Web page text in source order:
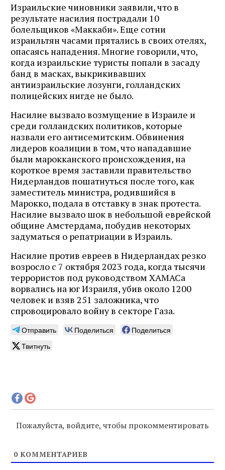
Израильские чиновники заявили, что в
результате насилия пострадали 10
болельщиков «Маккаби». Еще сотни
израильтян часами прятались в своих отелях,
опасаясь нападения. Многие говорили, что,
когда израильские туристы попали в засаду
банд в масках, выкрикивавших
антиизраильские лозунги, голландских
полицейских нигде не было.
Насилие вызвало возмущение в Израиле и
среди голландских политиков, которые
назвали его антисемитским. Обвинения
лидеров коалиции в том, что нападавшие
были марокканского происхождения, на
короткое время заставили правительство
Нидерландов пошатнуться после того, как
заместитель министра, родившийся в
Марокко, подала в отставку в знак протеста.
Насилие вызвало шок в небольшой еврейской
общине Амстердама, побудив некоторых
задуматься о репатриации в Израиль.
Насилие против евреев в Нидерландах резко
возросло с 7 октября 2023 года, когда тысячи
террористов под руководством ХАМАСа
ворвались на юг Израиля, убив около 1200
человек и взяв 251 заложника, что
спровоцировало войну в секторе Газа.
Отправить Поделиться
Поделиться
Твитнуть
Пожалуйста, войдите, чтобы прокомментировать
0 КОММЕНТАРИЕВ